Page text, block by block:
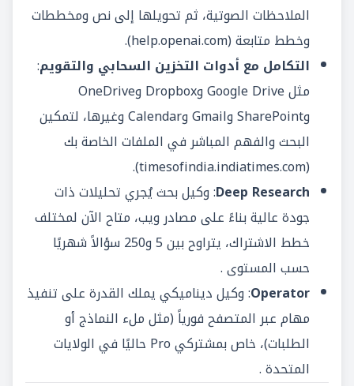
الملاحظات الصوتية، ثم تحويلها إلى نص ومخططات
وخطط متابعة (help.openai.com
).
التكامل مع أدوات التخزين السحابي والتقويم:
مثل Google Drive وDropbox وOneDrive
وSharePoint وGmail وCalendar وغيرها، لتمكين
البحث والفهم المباشر في الملفات الخاصة بك
(
timesofindia.indiatimes.com
).
Deep Research: وكيل بحث يُجري تحليلات ذات
جودة عالية بناءً على مصادر ويب، متاح الآن لمختلف
خطط الاشتراك، يتراوح بين 5 و250 سؤالاً شهريًا
حسب المستوى .
Operator: وكيل ديناميكي يملك القدرة على تنفيذ
مهام عبر المتصفح فورياً (مثل ملء النماذج أو
الطلبات)، خاص بمشتركي Pro حاليًا في الولايات
المتحدة .